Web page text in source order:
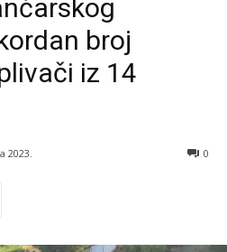
broj
iz 14
2023. 0